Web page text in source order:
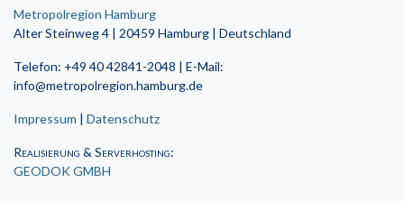
Metropolregion Hamburg
Alter Steinweg 4 | 20459 Hamburg | Deutschland
Telefon: +49 40 42841-2048 | E-Mail:
info@metropolregion.hamburg.de
Impressum | Datenschutz
Realisierung & Serverhosting:
GEODOK GMBH